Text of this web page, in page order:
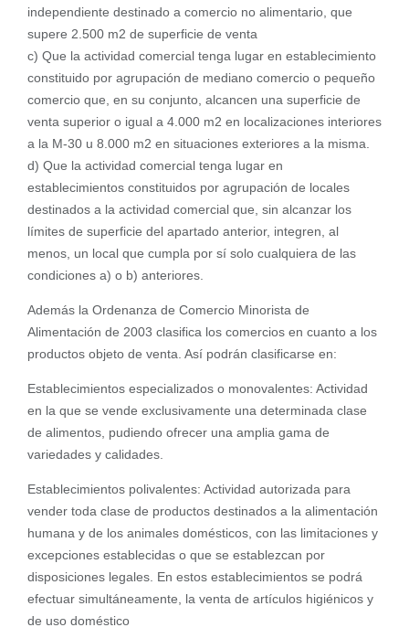
independiente destinado a comercio no alimentario, que
supere 2.500 m2 de superficie de venta
c) Que la actividad comercial tenga lugar en establecimiento
constituido por agrupación de mediano comercio o pequeño
comercio que, en su conjunto, alcancen una superficie de
venta superior o igual a 4.000 m2 en localizaciones interiores
a la M-30 u 8.000 m2 en situaciones exteriores a la misma.
d) Que la actividad comercial tenga lugar en
establecimientos constituidos por agrupación de locales
destinados a la actividad comercial que, sin alcanzar los
límites de superficie del apartado anterior, integren, al
menos, un local que cumpla por sí solo cualquiera de las
condiciones a) o b) anteriores.
Además la Ordenanza de Comercio Minorista de
Alimentación de 2003 clasifica los comercios en cuanto a los
productos objeto de venta. Así podrán clasificarse en:
Establecimientos especializados o monovalentes: Actividad
en la que se vende exclusivamente una determinada clase
de alimentos, pudiendo ofrecer una amplia gama de
variedades y calidades.
Establecimientos polivalentes: Actividad autorizada para
vender toda clase de productos destinados a la alimentación
humana y de los animales domésticos, con las limitaciones y
excepciones establecidas o que se establezcan por
disposiciones legales. En estos establecimientos se podrá
efectuar simultáneamente, la venta de artículos higiénicos y
de uso doméstico